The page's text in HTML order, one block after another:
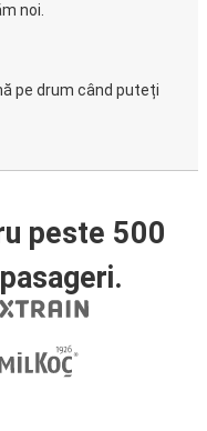
noi.
pe drum când puteți
peste 500